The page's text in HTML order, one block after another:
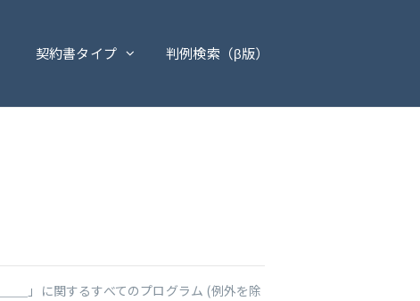
契約書タイプ 判例検索（β版）
＿」に関するすべてのプログラム (例外を除